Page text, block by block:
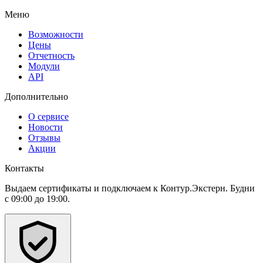
Меню
Возможности
Цены
Отчетность
Модули
API
Дополнительно
О сервисе
Новости
Отзывы
Акции
Контакты
Выдаем сертификаты и подключаем к Контур.Экстерн. Будни
с 09:00 до 19:00.